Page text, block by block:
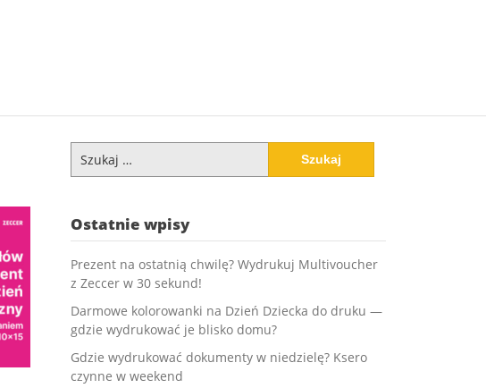
Szukaj:
Ostatnie wpisy
Prezent na ostatnią chwilę? Wydrukuj Multivoucher
z Zeccer w 30 sekund!
Darmowe kolorowanki na Dzień Dziecka do druku —
gdzie wydrukować je blisko domu?
Gdzie wydrukować dokumenty w niedzielę? Ksero
czynne w weekend